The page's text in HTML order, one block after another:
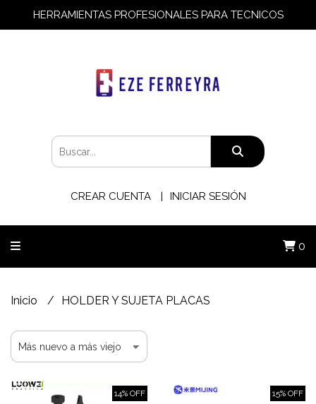
HERRAMIENTAS PROFESIONALES PARA TECNICOS
CREAR CUENTA INICIAR SESIÓN
0
Inicio HOLDER Y SUJETA PLACAS
14% OFF 15% OFF